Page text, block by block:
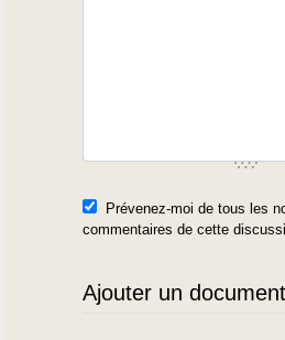
Prévenez-moi de tous les
commentaires de cette
Ajouter un document